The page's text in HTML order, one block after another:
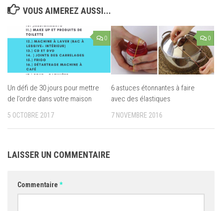
VOUS AIMEREZ AUSSI...
0
Un défi de 30 jours pour mettre
de l’ordre dans votre maison
5 OCTOBRE 2017
0
6 astuces étonnantes à faire
avec des élastiques
7 NOVEMBRE 2016
LAISSER UN COMMENTAIRE
Commentaire *